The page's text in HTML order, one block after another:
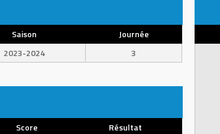
Saison
Journée
2023-2024 3
Score
Résultat